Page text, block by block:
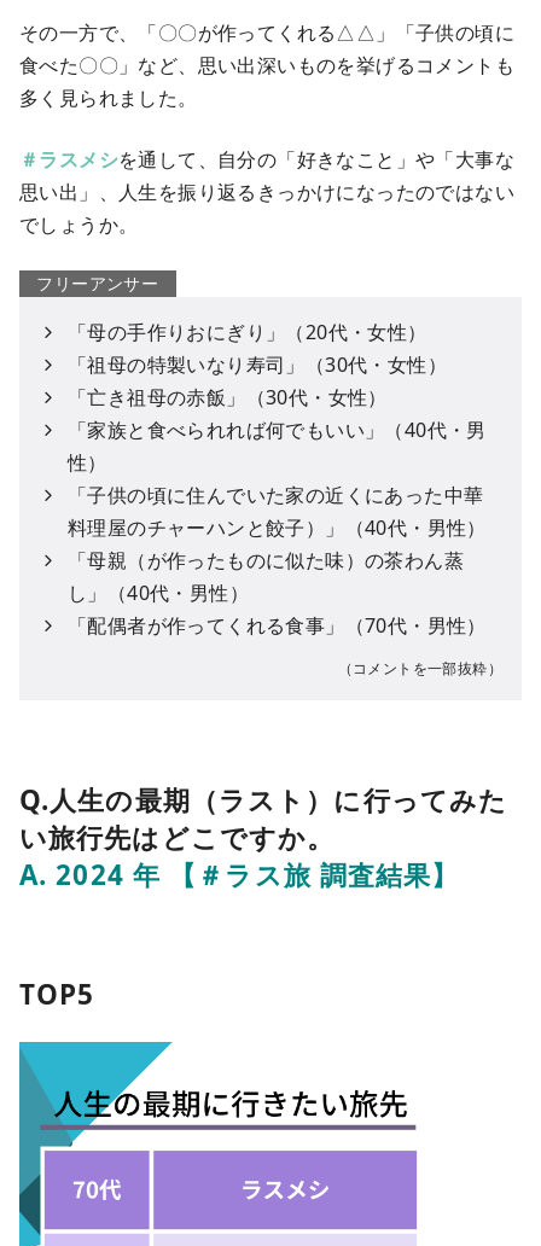
その一方で、「〇〇が作ってくれる△△」「子供の頃に
食べた〇〇」など、思い出深いものを挙げるコメントも
多く見られました。
＃ラスメシを通して、自分の「好きなこと」や「大事な
思い出」、人生を振り返るきっかけになったのではない
でしょうか。
フリーアンサー
「母の手作りおにぎり」（20代・女性）
「祖母の特製いなり寿司」（30代・女性）
「亡き祖母の赤飯」（30代・女性）
「家族と食べられれば何でもいい」（40代・男
性）
「子供の頃に住んでいた家の近くにあった中華
料理屋のチャーハンと餃子）」（40代・男性）
「母親（が作ったものに似た味）の茶わん蒸
し」（40代・男性）
「配偶者が作ってくれる食事」（70代・男性）
（コメントを一部抜粋）
Q.人生の最期（ラスト）に行ってみた
い旅行先はどこですか。
A. 2024 年 【＃ラス旅 調査結果】
TOP5